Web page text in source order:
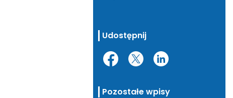
Udostępnij
Pozostałe wpisy